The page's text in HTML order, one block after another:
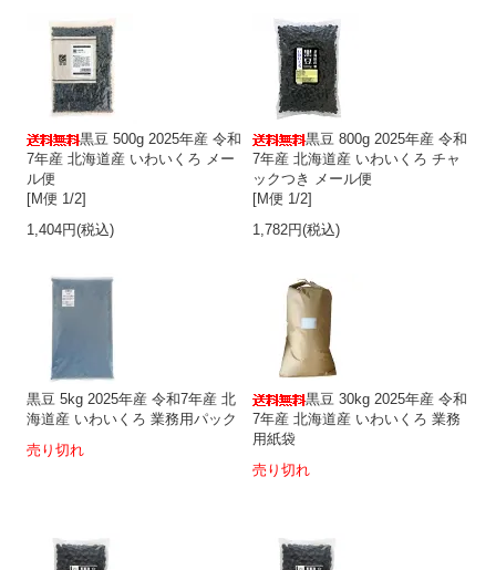
黒豆 500g 2025年産 令和
7年産 北海道産 いわいくろ メー
ル便
[M便 1/2]
1,404円(税込)
黒豆 800g 2025年産 令和
7年産 北海道産 いわいくろ チャ
ックつき メール便
[M便 1/2]
1,782円(税込)
黒豆 5kg 2025年産 令和7年産 北
海道産 いわいくろ 業務用パック
売り切れ
黒豆 30kg 2025年産 令和
7年産 北海道産 いわいくろ 業務
用紙袋
売り切れ